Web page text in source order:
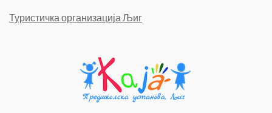
Туристичка организација Љиг